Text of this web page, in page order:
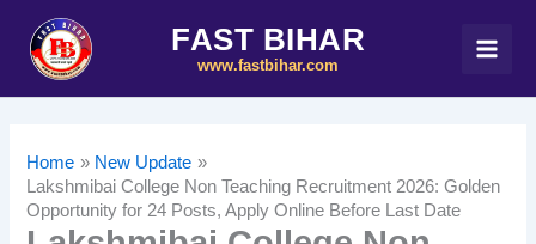
content
FAST BIHAR
www.fastbihar.com
Home
New Update
Lakshmibai College Non Teaching Recruitment 2026: Golden
Opportunity for 24 Posts, Apply Online Before Last Date